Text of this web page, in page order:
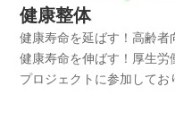
健康整体
健康寿命を延ばす！高齢者
健康寿命を伸ばす！厚生労
プロジェクトに参加して